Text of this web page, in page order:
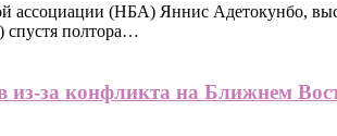
ассоциации (НБА) Яннис Адетокунбо,
спустя полтора…
из-за конфликта на Ближнем